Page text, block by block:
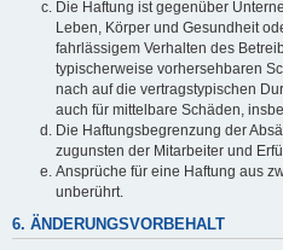
Die Haftung ist gegenüber
Leben, Körper und Gesundheit
fahrlässigem Verhalten des
typischerweise vorhersehbaren
nach auf die vertragstypischen
auch für mittelbare Schäden,
Die Haftungsbegrenzung der
zugunsten der Mitarbeiter und
Ansprüche für eine Haftung aus
unberührt.
6. ÄNDERUNGSVORBEHALT